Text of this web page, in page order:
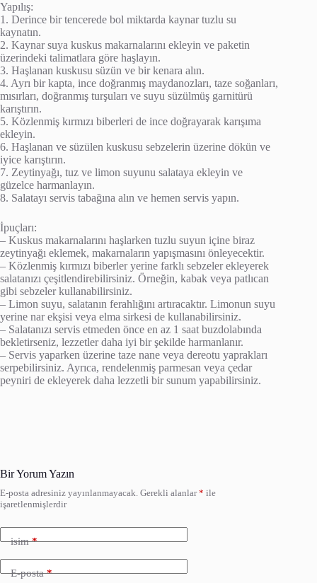
Yapılış:
1. Derince bir tencerede bol miktarda kaynar tuzlu su
kaynatın.
2. Kaynar suya kuskus makarnalarını ekleyin ve paketin
üzerindeki talimatlara göre haşlayın.
3. Haşlanan kuskusu süzün ve bir kenara alın.
4. Ayrı bir kapta, ince doğranmış maydanozları, taze soğanları,
mısırları, doğranmış turşuları ve suyu süzülmüş garnitürü
karıştırın.
5. Közlenmiş kırmızı biberleri de ince doğrayarak karışıma
ekleyin.
6. Haşlanan ve süzülen kuskusu sebzelerin üzerine dökün ve
iyice karıştırın.
7. Zeytinyağı, tuz ve limon suyunu salataya ekleyin ve
güzelce harmanlayın.
8. Salatayı servis tabağına alın ve hemen servis yapın.
İpuçları:
– Kuskus makarnalarını haşlarken tuzlu suyun içine biraz
zeytinyağı eklemek, makarnaların yapışmasını önleyecektir.
– Közlenmiş kırmızı biberler yerine farklı sebzeler ekleyerek
salatanızı çeşitlendirebilirsiniz. Örneğin, kabak veya patlıcan
gibi sebzeler kullanabilirsiniz.
– Limon suyu, salatanın ferahlığını artıracaktır. Limonun suyu
yerine nar ekşisi veya elma sirkesi de kullanabilirsiniz.
– Salatanızı servis etmeden önce en az 1 saat buzdolabında
bekletirseniz, lezzetler daha iyi bir şekilde harmanlanır.
– Servis yaparken üzerine taze nane veya dereotu yaprakları
serpebilirsiniz. Ayrıca, rendelenmiş parmesan veya çedar
peyniri de ekleyerek daha lezzetli bir sunum yapabilirsiniz.
Bir Yorum Yazın
E-posta adresiniz yayınlanmayacak. Gerekli alanlar* ile
işaretlenmişlerdir
isim*
E-posta*